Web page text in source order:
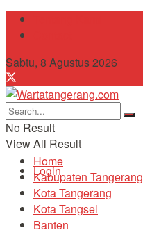
Sabtu, 8 Agustus 2026
No Result
View All Result
Login
Home
Kabupaten Tangerang
Kota Tangerang
Kota Tangsel
Banten